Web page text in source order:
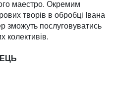
маестро. Окремим
творів в обробці Івана
зможуть послуговуватись
колективів.